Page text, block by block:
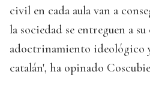
civil en cada aula van a
la sociedad se entreguen a
adoctrinamiento ideológico
catalán', ha opinado